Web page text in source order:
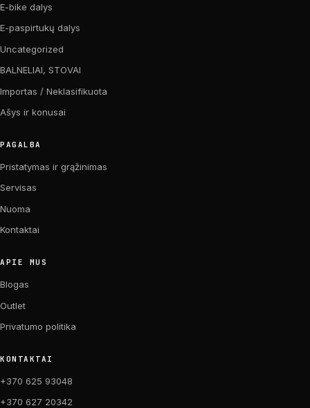
E-bike dalys
E-paspirtukų dalys
Uncategorized
BALNELIAI, STOVAI
Importas / Neklasifikuota
Ašys ir konusai
PAGALBA
Pristatymas ir grąžinimas
Servisas
Nuoma
Kontaktai
APIE MUS
Blogas
Outlet
Privatumo politika
KONTAKTAI
+370 625 93048
+370 627 20342